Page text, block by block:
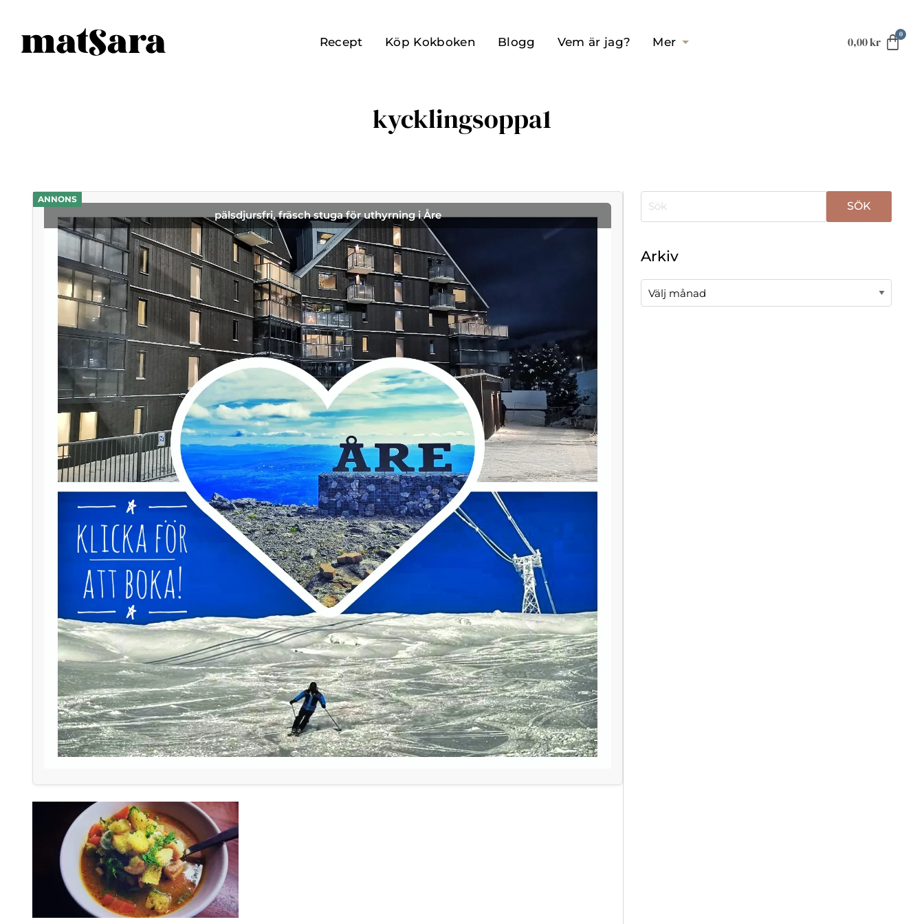
Recept Köp Kokboken Blogg Vem är jag? Mer 0,00kr
kycklingsoppa1
ANNONS
pälsdjursfri, fräsch stuga för uthyrning i Åre
Arkiv